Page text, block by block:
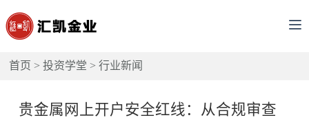
首页 >投资学堂 >行业新闻
贵金属网上开户安全红线：从合规审查